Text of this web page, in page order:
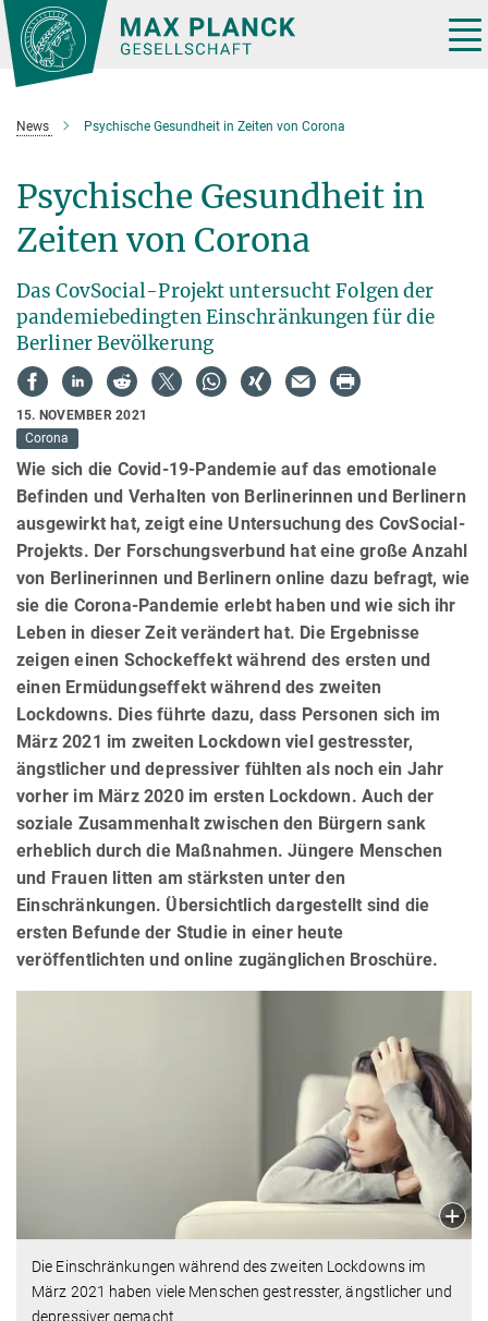
Hauptinhalt
News Psychische Gesundheit in Zeiten von Corona
Psychische Gesundheit in
Zeiten von Corona
Das CovSocial-Projekt untersucht Folgen der
pandemiebedingten Einschränkungen für die
Berliner Bevölkerung
15. NOVEMBER 2021
Corona
Wie sich die Covid-19-Pandemie auf das emotionale
Befinden und Verhalten von Berlinerinnen und Berlinern
ausgewirkt hat, zeigt eine Untersuchung des CovSocial-
Projekts. Der Forschungsverbund hat eine große Anzahl
von Berlinerinnen und Berlinern online dazu befragt, wie
sie die Corona-Pandemie erlebt haben und wie sich ihr
Leben in dieser Zeit verändert hat. Die Ergebnisse
zeigen einen Schockeffekt während des ersten und
einen Ermüdungseffekt während des zweiten
Lockdowns. Dies führte dazu, dass Personen sich im
März 2021 im zweiten Lockdown viel gestresster,
ängstlicher und depressiver fühlten als noch ein Jahr
vorher im März 2020 im ersten Lockdown. Auch der
soziale Zusammenhalt zwischen den Bürgern sank
erheblich durch die Maßnahmen. Jüngere Menschen
und Frauen litten am stärksten unter den
Einschränkungen. Übersichtlich dargestellt sind die
ersten Befunde der Studie in einer heute
veröffentlichten und online zugänglichen Broschüre.
Die Einschränkungen während des zweiten Lockdowns im
März 2021 haben viele Menschen gestresster, ängstlicher und
depressiver gemacht.